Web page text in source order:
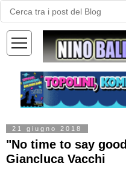
—
—
—
21 giugno 2018
"No time to say
Giancluca Vacchi